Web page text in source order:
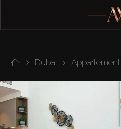
Dubai Appartement